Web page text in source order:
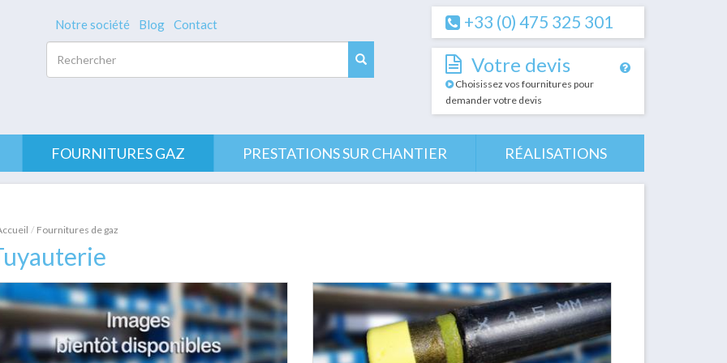
Notre société Blog Contact
Rechercher
+33 (0) 475 325 301
Votre devis
Choisissez vos fournitures pour
demander votre devis
FOURNITURES GAZ PRESTATIONS SUR CHANTIER RÉALISATIONS
Fournitures de gaz